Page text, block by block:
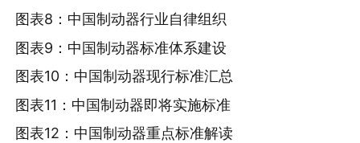
图表8：中国制动器行业自律组织
图表9：中国制动器标准体系建设
图表10：中国制动器现行标准汇总
图表11：中国制动器即将实施标准
图表12：中国制动器重点标准解读